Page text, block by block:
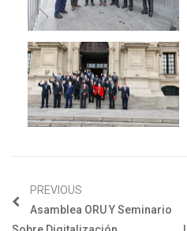
PREVIOUS
Asamblea ORU Y Seminario